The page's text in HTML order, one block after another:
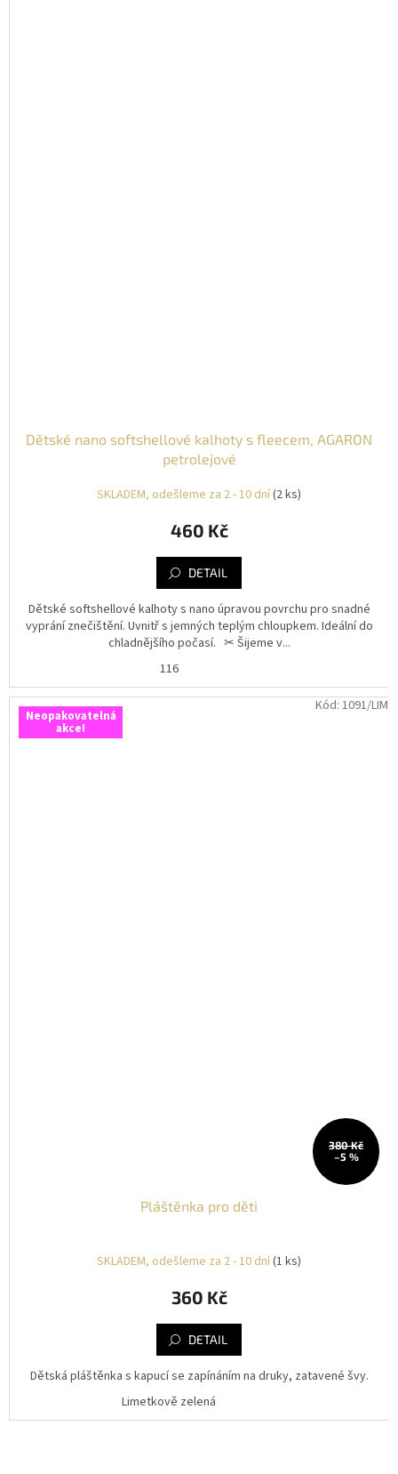
Dětské nano softshellové kalhoty s fleecem, AGARON
petrolejové
SKLADEM, odešleme za 2 - 10 dní(2 ks)
460 Kč
DETAIL
Dětské softshellové kalhoty s nano úpravou povrchu pro snadné
vyprání znečištění. Uvnitř s jemných teplým chloupkem. Ideální do
chladnějšího počasí. ✂︎ Šijeme v...
116
Neopakovatelná
akce!
380 Kč
–5 %
Pláštěnka pro děti
SKLADEM, odešleme za 2 - 10 dní(1 ks)
360 Kč
DETAIL
Dětská pláštěnka s kapucí se zapínáním na druky, zatavené švy.
Limetkově zelená
Kód: 1091/LIM